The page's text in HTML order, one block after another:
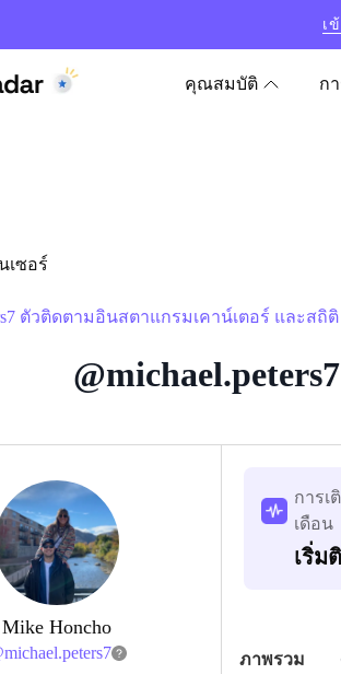
เ
คุณสมบัติ ก
เซอร์
ตัวติดตามอินสตาแกรมเคาน์เตอร์ และสถิติ
Mike Honcho
michael.peters7
การเ
เดือน
เริ่ม
ภาพรวม